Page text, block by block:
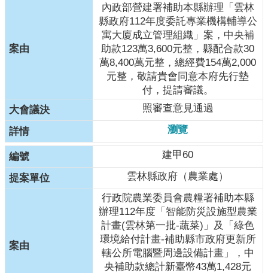
內政部營建署補助本縣辦理「雲林
縣政府112年度委託專業機構輔導公
寓大廈成立管理組織」案，中央補
助款123萬3,600元整，縣配合款30
萬8,400萬元整，總經費154萬2,000
元整，敬請貴會同意本府先行墊
付，提請審議。
照審查意見通過
瀏覽
建甲60
雲林縣政府（農業處）
行政院農業委員會農糧署補助本縣
辦理112年度「智能防災設施型農業
計畫(雲林第一批-蔬菜)」及「綠色
環境給付計畫-補助縣市政府更新所
轄公所電腦暨周邊設備計畫」，中
央補助款總計新臺幣43萬1,428元